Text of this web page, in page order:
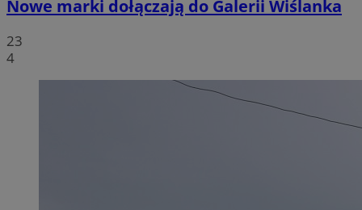
Nowe marki dołączają do Galerii Wiślanka
23
4